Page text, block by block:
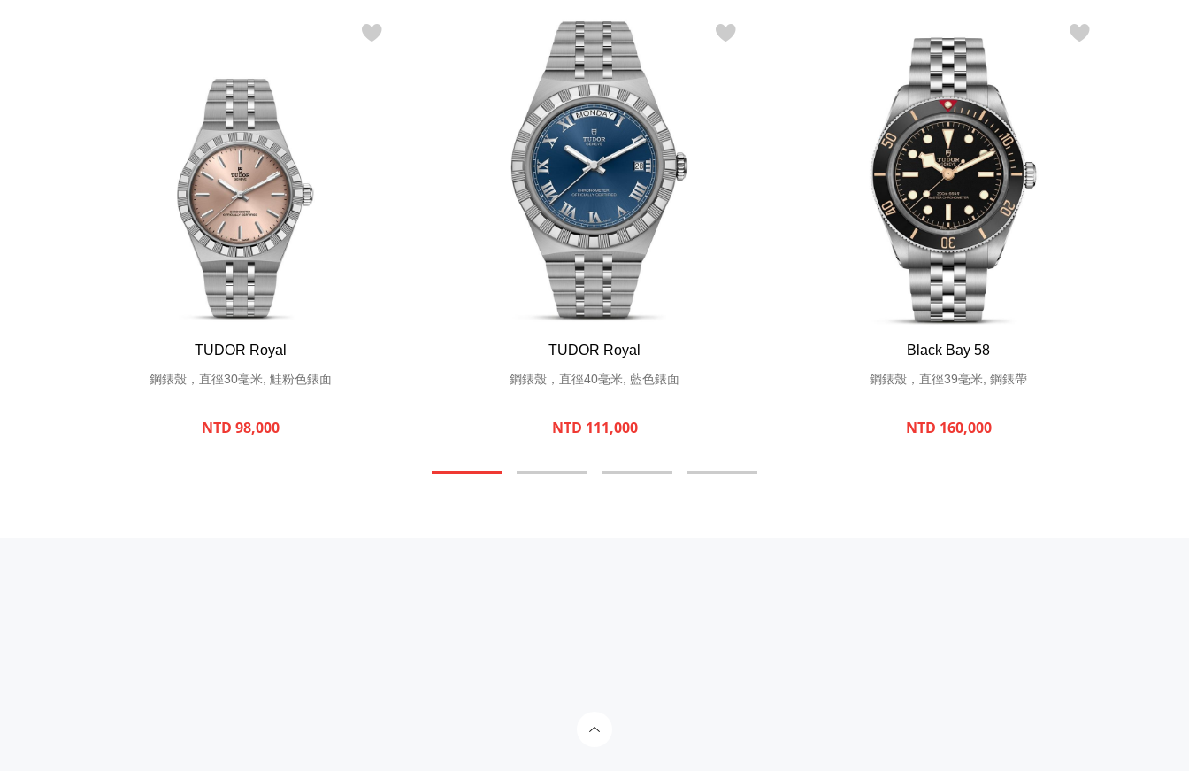
TUDOR Royal
鋼錶殼，直徑30毫米, 鮭粉色錶面
NTD 98,000
TUDOR Royal
鋼錶殼，直徑40毫米, 藍色錶面
NTD 111,000
Black Bay 58
鋼錶殼，直徑39毫米, 鋼錶帶
NTD 160,000